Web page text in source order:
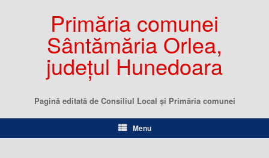
Primăria comunei
Sântămăria Orlea,
județul Hunedoara
Pagină editată de Consiliul Local şi Primăria comunei
Menu